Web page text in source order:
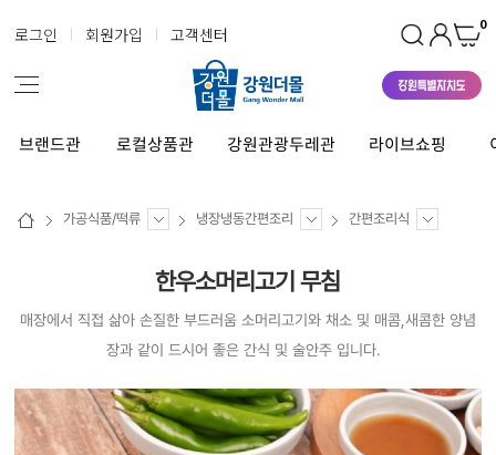
로그인 회원가입 고객센터 0
브랜드관 로컬상품관 강원관광두레관 라이브쇼핑
가공식품/떡류 냉장냉동간편조리 간편조리식
한우소머리고기 무침
매장에서 직접 삶아 손질한 부드러움 소머리고기와 채소 및 매콤,새콤한 양념
장과 같이 드시어 좋은 간식 및 술안주 입니다.